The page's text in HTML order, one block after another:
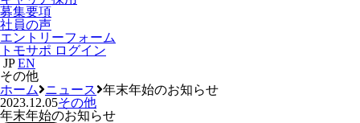
募集要項
社員の声
エントリーフォーム
トモサポ ログイン
JP EN
その他
ホーム
ニュース 年末年始のお知らせ
2023.12.05その他
年末年始のお知らせ